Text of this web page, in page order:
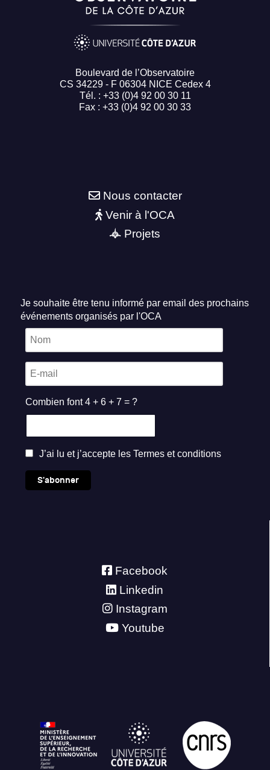
Boulevard de l’Observatoire
CS 34229 - F 06304 NICE Cedex 4
Tél. : +33 (0)4 92 00 30 11
Fax : +33 (0)4 92 00 30 33
Nous contacter
Venir à l'OCA
Projets
Je souhaite être tenu informé par email des prochains
événements organisés par l'OCA
Combien font 4 + 6 + 7 = ?
J’ai lu et j’accepte les Termes et conditions
S'abonner
Facebook
Linkedin
Instagram
Youtube